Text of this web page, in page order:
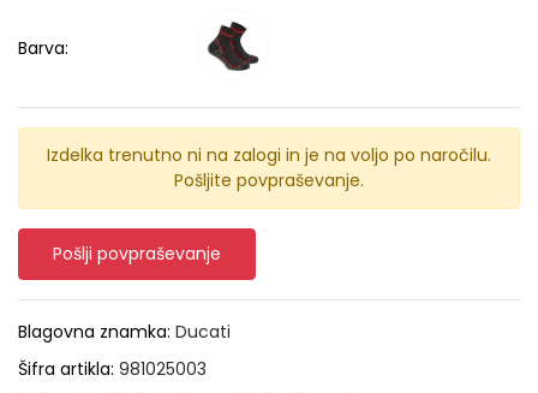
Barva:
Izdelka trenutno ni na zalogi in je na voljo po naročilu.
Pošljite povpraševanje.
Pošlji povpraševanje
Blagovna znamka: Ducati
Šifra artikla: 981025003